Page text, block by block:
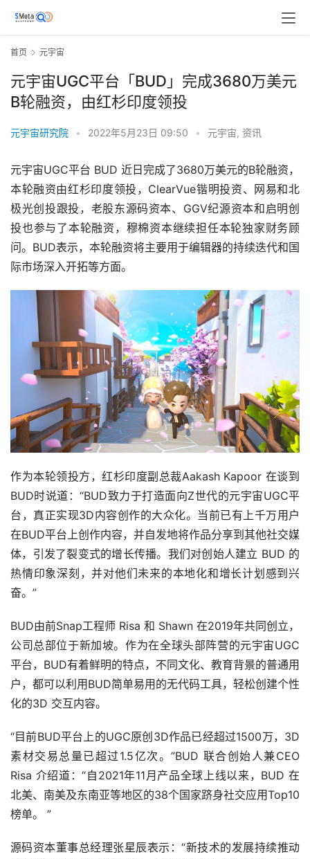
首页 元宇宙
元宇宙UGC平台「BUD」完成3680万美元
B轮融资，由红杉印度领投
元宇宙研究院 • 2022年5月23日 09:50 • 元宇宙, 资讯
元宇宙UGC平台 BUD 近日完成了3680万美元的B轮融资，
本轮融资由红杉印度领投，ClearVue锴明投资、网易和北
极光创投跟投，老股东源码资本、GGV纪源资本和启明创
投也参与了本轮融资，穆棉资本继续担任本轮独家财务顾
问。BUD表示，本轮融资将主要用于编辑器的持续迭代和国
际市场深入开拓等方面。
作为本轮领投方，红杉印度副总裁Aakash Kapoor 在谈到
BUD时说道：“BUD致力于打造面向Z世代的元宇宙UGC平
台，真正实现3D内容创作的大众化。当前已有上千万用户
在BUD平台上创作内容，并自发地将作品分享到其他社交媒
体，引发了裂变式的增长传播。我们对创始人建立 BUD 的
热情印象深刻，并对他们未来的本地化和增长计划感到兴
奋。”
BUD由前Snap工程师 Risa 和 Shawn 在2019年共同创立，
公司总部位于新加坡。作为在全球头部阵营的元宇宙UGC
平台，BUD有着鲜明的特点，不同文化、教育背景的普通用
户，都可以利用BUD简单易用的无代码工具，轻松创建个性
化的3D 交互内容。
“目前BUD平台上的UGC原创3D作品已经超过1500万，3D
素材交易总量已超过1.5亿次。”BUD 联合创始人兼CEO
Risa 介绍道：“自2021年11月产品全球上线以来，BUD 在
北美、南美及东南亚等地区的38个国家跻身社交应用Top10
榜单。 ”
源码资本董事总经理张星辰表示：“新技术的发展持续推动